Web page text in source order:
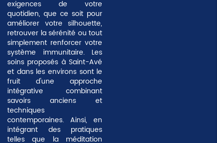
exigences de votre
quotidien, que ce soit pour
améliorer votre silhouette,
retrouver la sérénité ou tout
simplement renforcer votre
système immunitaire. Les
soins proposés à Saint-Avé
et dans les environs sont le
fruit d'une approche
intégrative combinant
savoirs anciens et
techniques
contemporaines. Ainsi, en
intégrant des pratiques
telles que la méditation